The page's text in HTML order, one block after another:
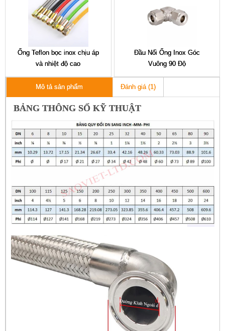
Ống Teflon bọc inox chịu áp
và nhiệt độ cao
Đầu Nối Ống Inox Góc
Vuông 90 Độ
Mô tả sản phẩm Đánh giá (1)
BẢNG THÔNG SỐ KỸ THUẬT